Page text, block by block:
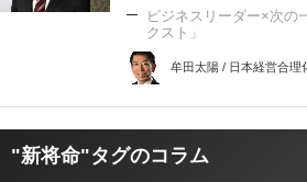
ビジネスリーダー×次の
クスト」
牟田太陽 / 日本経営合理
"新将命"タグのコラム